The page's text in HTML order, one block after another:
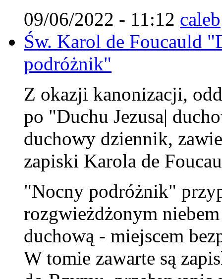
09/06/2022 - 11:12 caleb
Św. Karol de Foucauld
podróżnik"
Z okazji kanonizacji,
po "Duchu Jezusa|
duchowy dziennik,
zapiski Karola de
"Nocny podróżnik"
rozgwieżdżonym
duchową - miejscem
W tomie zawarte są